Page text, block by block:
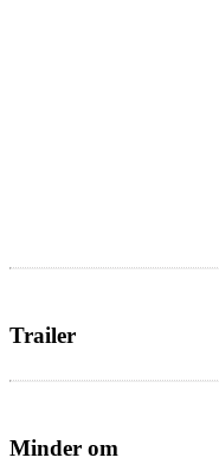
Trailer
Minder om